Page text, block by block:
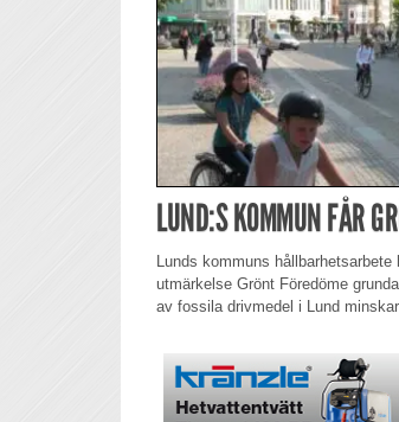
LUND:S KOMMUN FÅR
Lunds kommuns
utmärkelse Grönt Föredöme
av fossila drivmedel i Lund minskar